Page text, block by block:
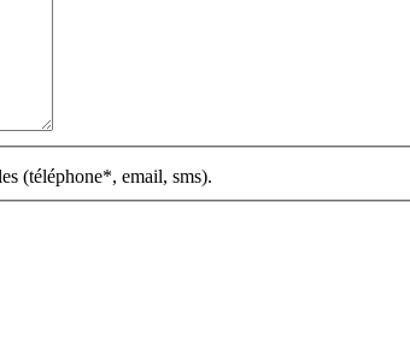
(téléphone*, email, sms).